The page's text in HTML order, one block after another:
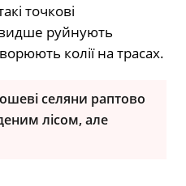
точкові
руйнують
колії на трасах.
селяни раптово
лісом, але